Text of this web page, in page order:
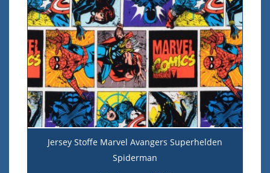
Jersey Stoffe Marvel Avangers Superhelden
Spiderman